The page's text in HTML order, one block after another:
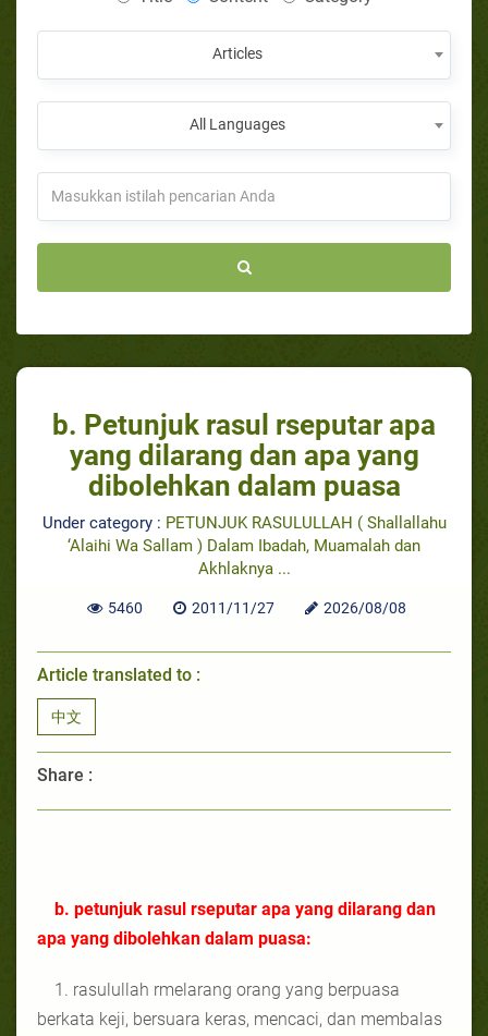
Articles
All Languages
b. Petunjuk rasul rseputar apa
yang dilarang dan apa yang
dibolehkan dalam puasa
Under category : PETUNJUK RASULULLAH ( Shallallahu
‘Alaihi Wa Sallam ) Dalam Ibadah, Muamalah dan
Akhlaknya ...
5460 2011/11/27 2026/08/08
Article translated to :
中文
Share :
b. petunjuk rasul rseputar apa yang dilarang dan
apa yang dibolehkan dalam puasa:
1. rasulullah rmelarang orang yang berpuasa
berkata keji, bersuara keras, mencaci, dan membalas